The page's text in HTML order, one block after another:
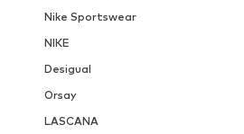
Nike Sportswear
NIKE
Desigual
Orsay
LASCANA